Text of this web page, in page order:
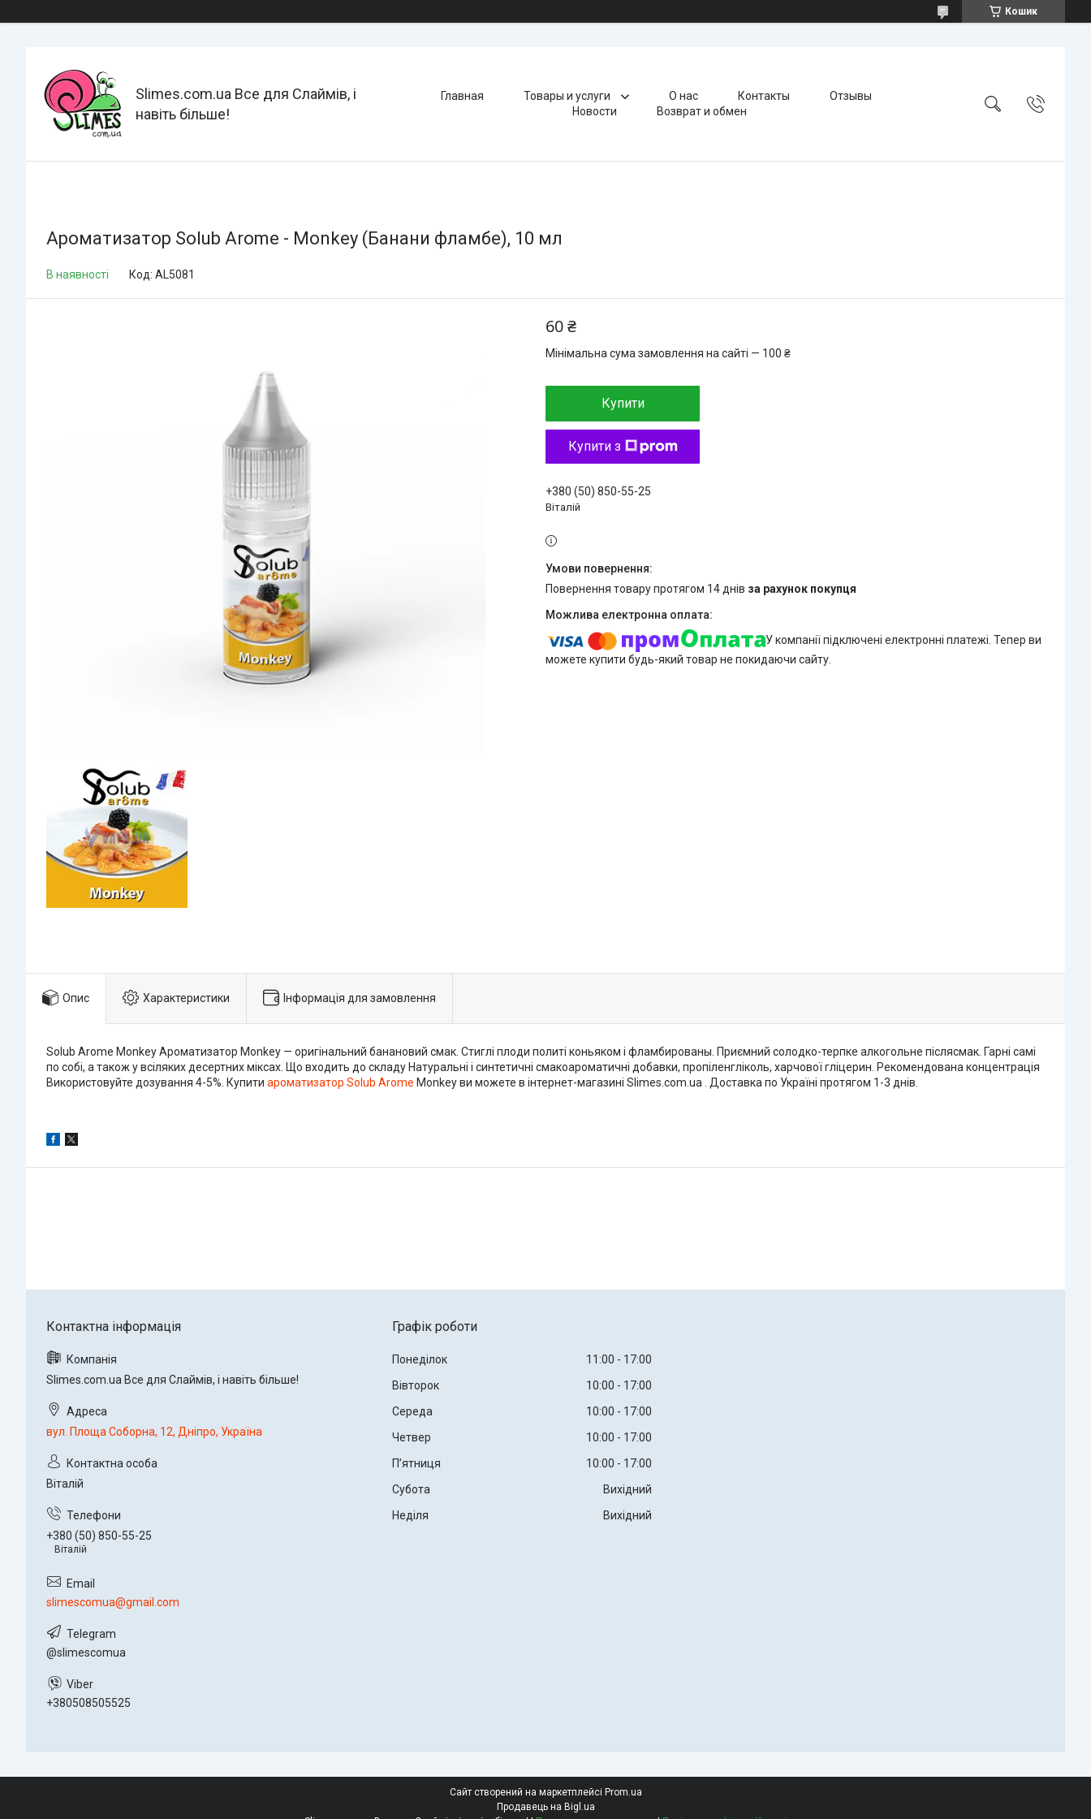
Кошик
Slimes.com.ua Все для Слаймів, і
навіть більше!
Главная Товары и услуги О нас Контакты
Отзывы
Новости
Возврат и обмен
Ароматизатор Solub Arome - Monkey (Банани фламбе), 10 мл
В наявності Код: AL5081
60 ₴
Мінімальна сума замовлення на сайті — 100 ₴
Купити
Купити з
+380 (50) 850-55-25
Віталій
повернення товару протягом 14 днів за рахунок покупця
У компанії підключені електронні платежі. Тепер ви
можете купити будь-який товар не покидаючи сайту.
Опис Характеристики Інформація для замовлення
Solub Arome Monkey Ароматизатор Monkey — оригінальний банановий смак. Стиглі плоди политі коньяком і фламбированы. Приємний солодко-терпке алкогольне післясмак. Гарні самі
по собі, а також у всіляких десертних міксах. Що входить до складу Натуральні і синтетичні смакоароматичні добавки, пропіленгліколь, харчової гліцерин. Рекомендована концентрація
Використовуйте дозування 4-5%. Купити ароматизатор Solub Arome Monkey ви можете в інтернет-магазині Slimes.com.ua . Доставка по Україні протягом 1-3 днів.
Slimes.com.ua Все для Слаймів, і навіть більше!
вул. Площа Соборна, 12, Дніпро, Україна
Віталій
+380 (50) 850-55-25
Віталій
slimescomua@gmail.com
@slimescomua
+380508505525
Графік роботи
Понеділок 11:00
17:00
Вівторок
10:00
17:00
Середа
10:00
17:00
Четвер
10:00
17:00
Пʼятниця
10:00
17:00
Субота
Вихідний
Неділя
Вихідний
Сайт створений на маркетплейсі Prom.ua
Продавець на Bigl.ua